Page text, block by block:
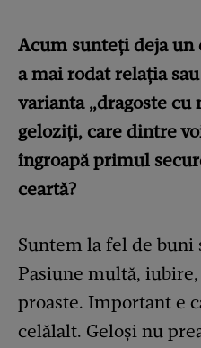
Acum sunteți deja un
a mai rodat relația
varianta „dragoste cu
geloziți, care dintre
îngroapă primul
ceartă?
Suntem la fel de
Pasiune multă,
proaste. Important e
celălalt. Geloși nu